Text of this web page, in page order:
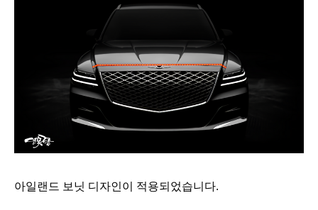
아일랜드 보닛 디자인이 적용되었습니다.